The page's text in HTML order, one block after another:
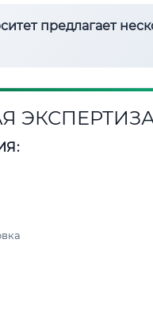
предлагает